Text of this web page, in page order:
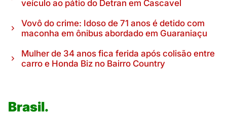
veículo ao pátio do Detran em Cascavel
Vovô do crime: Idoso de 71 anos é detido com
maconha em ônibus abordado em Guaraniaçu
Mulher de 34 anos fica ferida após colisão entre
carro e Honda Biz no Bairro Country
Brasil.